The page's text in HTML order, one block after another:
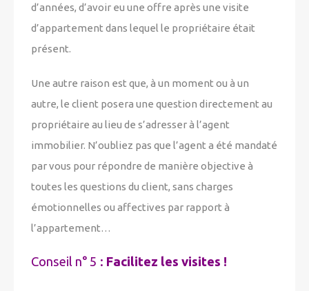
d’années, d’avoir eu une offre après une visite
d’appartement dans lequel le propriétaire était
présent.
Une autre raison est que, à un moment ou à un
autre, le client posera une question directement au
propriétaire au lieu de s’adresser à l’agent
immobilier. N’oubliez pas que l’agent a été mandaté
par vous pour répondre de manière objective à
toutes les questions du client, sans charges
émotionnelles ou affectives par rapport à
l’appartement…
Conseil n° 5 : Facilitez les visites !